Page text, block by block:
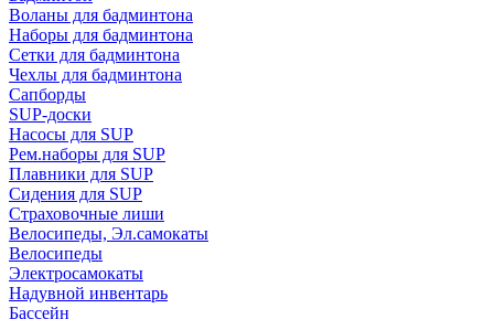
Воланы для бадминтона
Наборы для бадминтона
Сетки для бадминтона
Чехлы для бадминтона
Сапборды
SUP-доски
Насосы для SUP
Рем.наборы для SUP
Плавники для SUP
Сидения для SUP
Страховочные лиши
Велосипеды, Эл.самокаты
Велосипеды
Электросамокаты
Надувной инвентарь
Бассейн